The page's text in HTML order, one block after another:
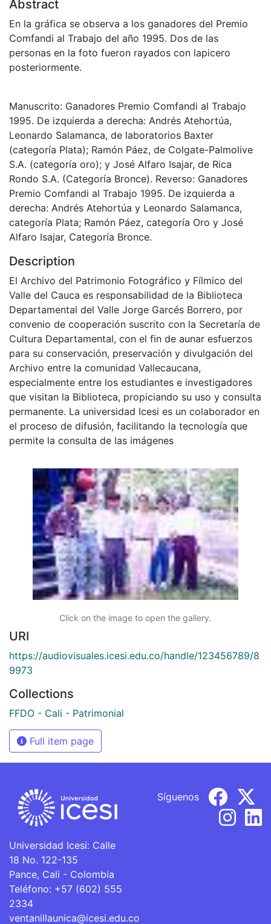
Abstract
En la gráfica se observa a los ganadores del Premio
Comfandi al Trabajo del año 1995. Dos de las
personas en la foto fueron rayados con lapicero
posteriormente.
Manuscrito: Ganadores Premio Comfandi al Trabajo
1995. De izquierda a derecha: Andrés Atehortúa,
Leonardo Salamanca, de laboratorios Baxter
(categoría Plata); Ramón Páez, de Colgate-Palmolive
S.A. (categoría oro); y José Alfaro Isajar, de Rica
Rondo S.A. (Categoría Bronce). Reverso: Ganadores
Premio Comfandi al Trabajo 1995. De izquierda a
derecha: Andrés Atehortúa y Leonardo Salamanca,
categoría Plata; Ramón Páez, categoría Oro y José
Alfaro Isajar, Categoría Bronce.
Description
El Archivo del Patrimonio Fotográfico y Fílmico del
Valle del Cauca es responsabilidad de la Biblioteca
Departamental del Valle Jorge Garcés Borrero, por
convenio de cooperación suscrito con la Secretaría de
Cultura Departamental, con el fin de aunar esfuerzos
para su conservación, preservación y divulgación del
Archivo entre la comunidad Vallecaucana,
especialmente entre los estudiantes e investigadores
que visitan la Biblioteca, propiciando su uso y consulta
permanente. La universidad Icesi es un colaborador en
el proceso de difusión, facilitando la tecnología que
permite la consulta de las imágenes
Click on the image to open the gallery.
URI
https://audiovisuales.icesi.edu.co/handle/123456789/8
9973
Collections
FFDO - Cali - Patrimonial
Full item page
Universidad Icesi: Calle
18 No. 122-135
Pance, Cali - Colombia
Teléfono: +57 (602) 555
2334
ventanillaunica@icesi.edu.co
Síguenos